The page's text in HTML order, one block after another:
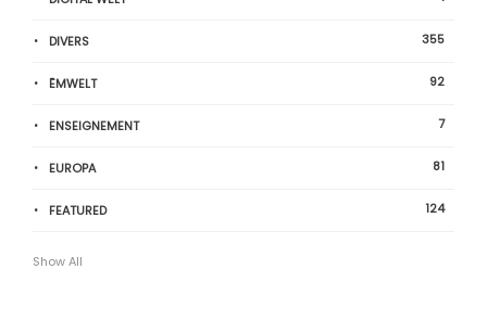
DIVERS 355
ËMWELT 92
ENSEIGNEMENT 7
EUROPA 81
FEATURED 124
Show All